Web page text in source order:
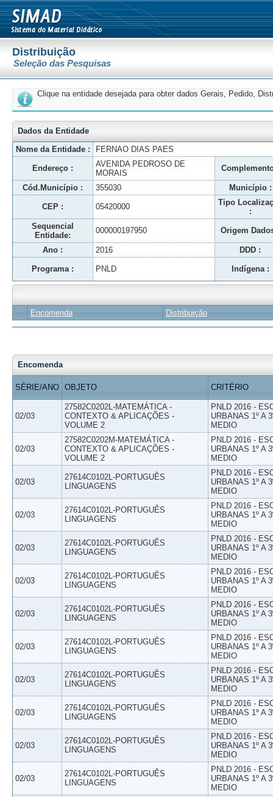
Distribuição
Seleção das Pesquisas
Clique na entidade desejada para obter dados Gerais, Pedido,
Dados da Entidade
Nome da Entidade :
FERNAO DIAS PAES
Endereço :
AVENIDA PEDROSO DE
MORAIS
Cód.Município : 355030 Município :
CEP : 05420000
Tipo
:
Sequencial
Entidade:
000000197950 Origem
Ano : 2016 DDD :
Programa : PNLD Indígena :
Encomenda Distribuição
Encomenda
SÉRIE/ANO OBJETO CRITÉRIO
02/03
27582C0202L-MATEMÁTICA -
CONTEXTO & APLICAÇÕES -
VOLUME 2
PNLD 2016 -
URBANAS 1º A
MEDIO
02/03
27582C0202M-MATEMÁTICA -
CONTEXTO & APLICAÇÕES -
VOLUME 2
PNLD 2016 -
URBANAS 1º A
MEDIO
02/03
27614C0102L-PORTUGUÊS
LINGUAGENS
PNLD 2016 -
URBANAS 1º A
MEDIO
02/03
27614C0102L-PORTUGUÊS
LINGUAGENS
PNLD 2016 -
URBANAS 1º A
MEDIO
02/03
27614C0102L-PORTUGUÊS
LINGUAGENS
PNLD 2016 -
URBANAS 1º A
MEDIO
02/03
27614C0102L-PORTUGUÊS
LINGUAGENS
PNLD 2016 -
URBANAS 1º A
MEDIO
02/03
27614C0102L-PORTUGUÊS
LINGUAGENS
PNLD 2016 -
URBANAS 1º A
MEDIO
02/03
27614C0102L-PORTUGUÊS
LINGUAGENS
PNLD 2016 -
URBANAS 1º A
MEDIO
02/03
27614C0102L-PORTUGUÊS
LINGUAGENS
PNLD 2016 -
URBANAS 1º A
MEDIO
02/03
27614C0102L-PORTUGUÊS
LINGUAGENS
PNLD 2016 -
URBANAS 1º A
MEDIO
02/03
27614C0102L-PORTUGUÊS
LINGUAGENS
PNLD 2016 -
URBANAS 1º A
MEDIO
02/03
27614C0102L-PORTUGUÊS
LINGUAGENS
PNLD 2016 -
URBANAS 1º A
MEDIO